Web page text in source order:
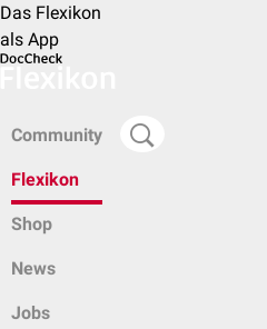
Das Flexikon
als App
Community
Flexikon
Shop
News
Jobs